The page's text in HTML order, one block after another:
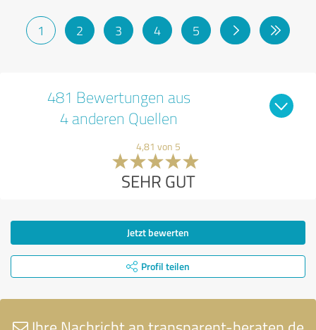
1 2 3 4 5
481 Bewertungen aus
4 anderen Quellen
4,81 von 5
SEHR GUT
Jetzt bewerten
Profil teilen